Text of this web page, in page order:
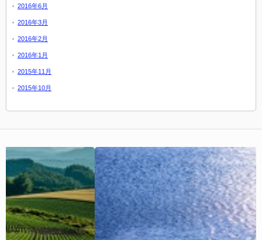
2016年6月
2016年3月
2016年2月
2016年1月
2015年11月
2015年10月